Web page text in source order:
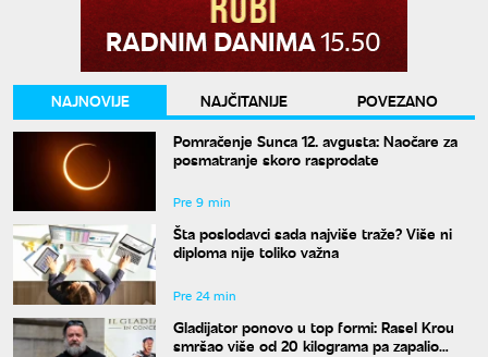
NAJNOVIJE NAJČITANIJE
POVEZANO
Pomračenje Sunca 12. avgusta: Naočare za
posmatranje skoro rasprodate
Pre 9 min
Šta poslodavci sada najviše traže? Više ni
diploma nije toliko važna
Pre 24 min
Gladijator ponovo u top formi: Rasel Krou
smršao više od 20 kilograma pa zapalio